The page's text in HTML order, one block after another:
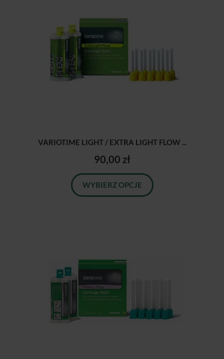
VARIOTIME LIGHT / EXTRA LIGHT FLOW ...
90,00 zł
WYBIERZ OPCJE